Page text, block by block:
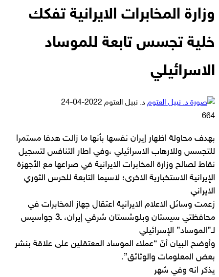
وزارة المخابرات الايرانية تفكك
خلية تجسس تابعة للموساد
الاسرائيلي
د. نبيل العتوم أرسل
2022-04-24
664
بهدف محاولة اظهار إيران نفسها بأنها ما زالت هدفا مستمرا
للتجسس وللارهاب الاسرائيلي ،وفي اطار التنافس لتسجيل
نقاط لصالح وزارة المخابرات الايرانية في صراعها مع الأجهزة
الإيرانية الاستخبارية الاخرى؛ لاسيما التابعة للحرس الثوري
الايراني
زعمت وسائل الاعلام الايرانية اعتقال جهاز المخابرات في
محافظتي سيستان وبلوشستان شرقي إيران، ـ3 جواسيس
لـ”الموساد” الإسرائيلي
وأوضح البيان أنّ “عملاء الموساد المعتقلين على علاقة بنشر
بعض المعلومات والوثائق”.
يذكر انه وفي شهر